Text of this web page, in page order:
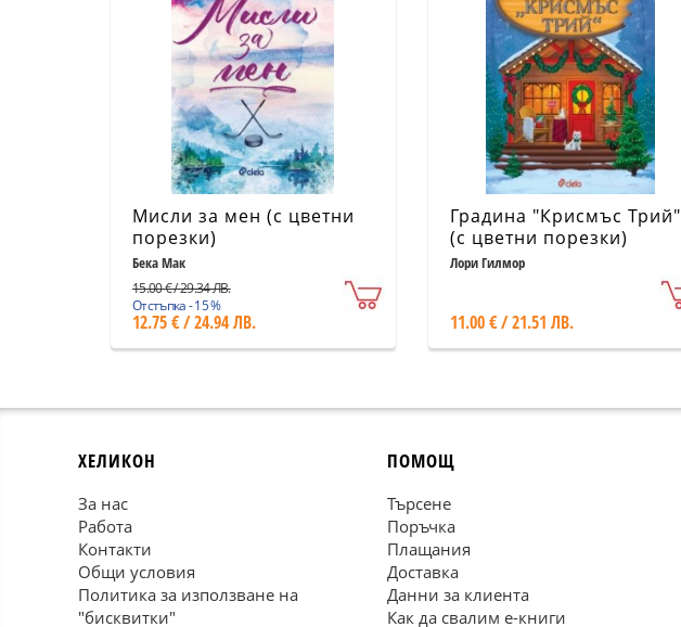
Мисли за мен (с цветни
порезки)
Бека Мак
15.00 € / 29.34 ЛВ.
Отстъпка - 15 %
12.75 € / 24.94 ЛВ.
Градина "Крисмъс Трий"
(с цветни порезки)
Лори Гилмор
11.00 € / 21.51 ЛВ.
ХЕЛИКОН
За нас
Работа
Контакти
Общи условия
Политика за използване на
"бисквитки"
ПОМОЩ
Търсене
Поръчка
Плащания
Доставка
Данни за клиента
Как да свалим е-книги